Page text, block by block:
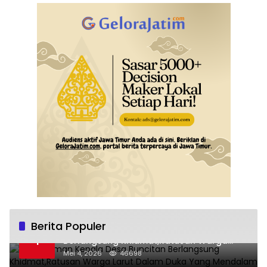
Berita Populer
1
Pemakaman Kepala Desa Buncitan
Berlangsung Khidmat,Ratusan Warga
Larut Dalam Duka Yang Mendalam
Mei 4, 2026 46698